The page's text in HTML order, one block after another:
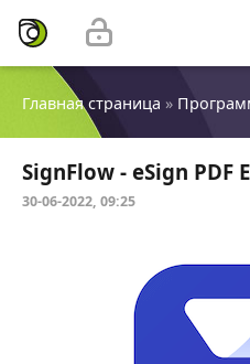
Главная страница »
SignFlow - eSign PDF
30-06-2022, 09:25